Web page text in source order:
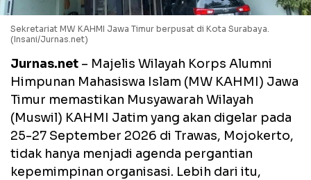
Sekretariat MW KAHMI Jawa Timur berpusat di Kota Surabaya.
(Insani/Jurnas.net)
Jurnas.net – Majelis Wilayah Korps Alumni
Himpunan Mahasiswa Islam (MW KAHMI) Jawa
Timur memastikan Musyawarah Wilayah
(Muswil) KAHMI Jatim yang akan digelar pada
25-27 September 2026 di Trawas, Mojokerto,
tidak hanya menjadi agenda pergantian
kepemimpinan organisasi. Lebih dari itu,